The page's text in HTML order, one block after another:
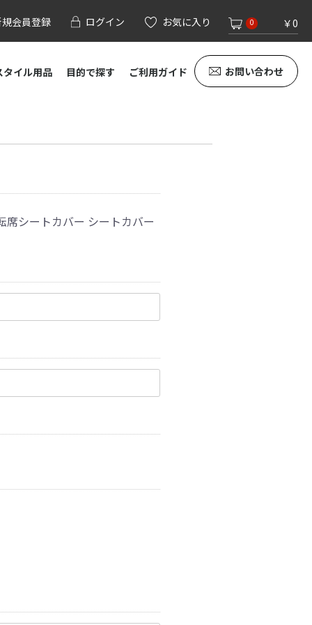
会員登録 ログイン お気に入り 0 ￥0
タイル用品 目的で探す ご利用ガイド お問い合わせ
席シートカバー シートカバー